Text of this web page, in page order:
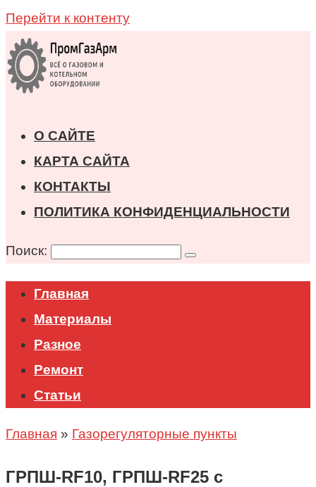
Перейти к контенту
О САЙТЕ
КАРТА САЙТА
КОНТАКТЫ
ПОЛИТИКА КОНФИДЕНЦИАЛЬНОСТИ
Поиск:
Главная
Материалы
Разное
Ремонт
Статьи
Главная » Газорегуляторные пункты
ГРПШ-RF10, ГРПШ-RF25 c